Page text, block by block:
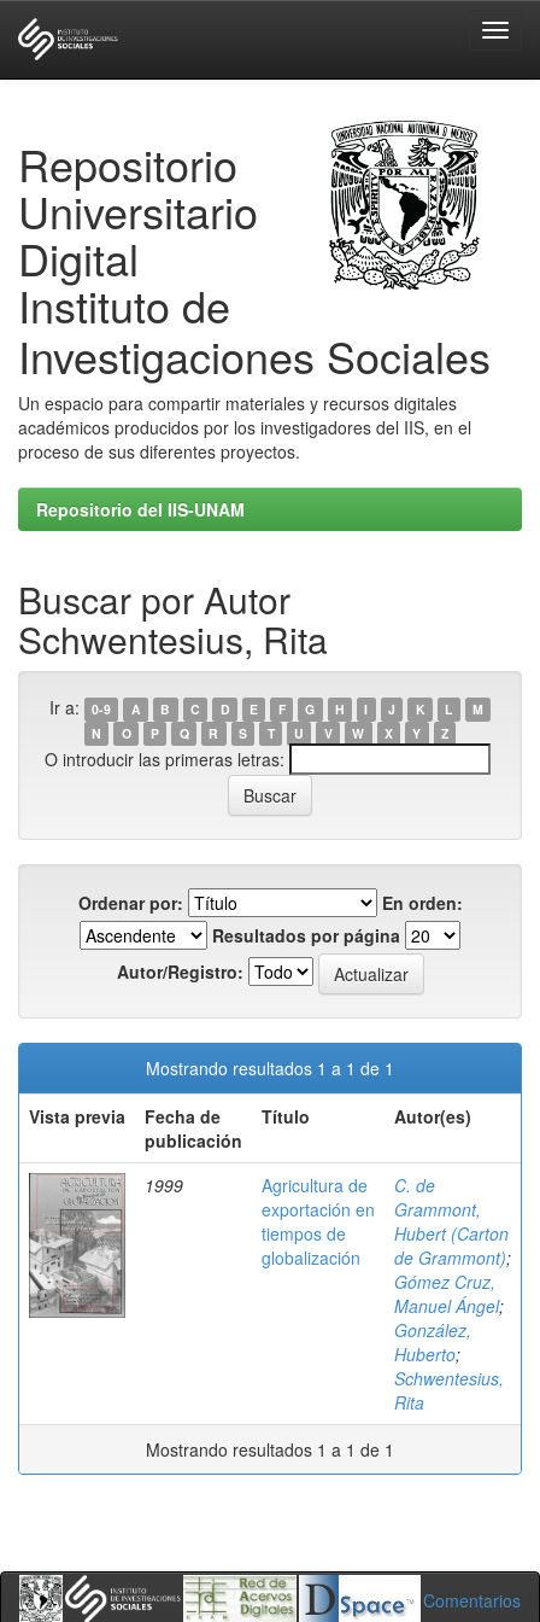
Repositorio
Universitario
Digital
Instituto de
Investigaciones Sociales
Un espacio para compartir materiales y recursos digitales
académicos producidos por los investigadores del IIS, en el
proceso de sus diferentes proyectos.
Repositorio del IIS-UNAM
Buscar por Autor
Schwentesius, Rita
Ir a: 0-9 A B C D E F G H I J K L
M
N
O P Q R S T U V W X Y Z
O introducir las primeras letras:
Ordenar por:
En orden:
Resultados por página
Autor/Registro:
Mostrando resultados 1 a 1 de 1
Vista previa
Fecha de
publicación
Título Autor(es)
1999
Agricultura de
exportación en
tiempos de
globalización
C. de
Grammont,
Hubert (Carton
de Grammont);
Gómez Cruz,
Manuel Ángel;
González,
Huberto;
Schwentesius,
Rita
Mostrando resultados 1 a 1 de 1
Comentarios